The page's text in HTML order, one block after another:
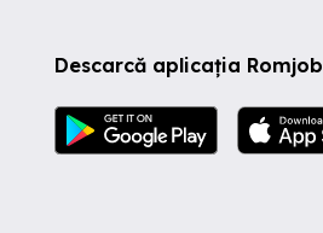
Descarcă aplicația Romjob